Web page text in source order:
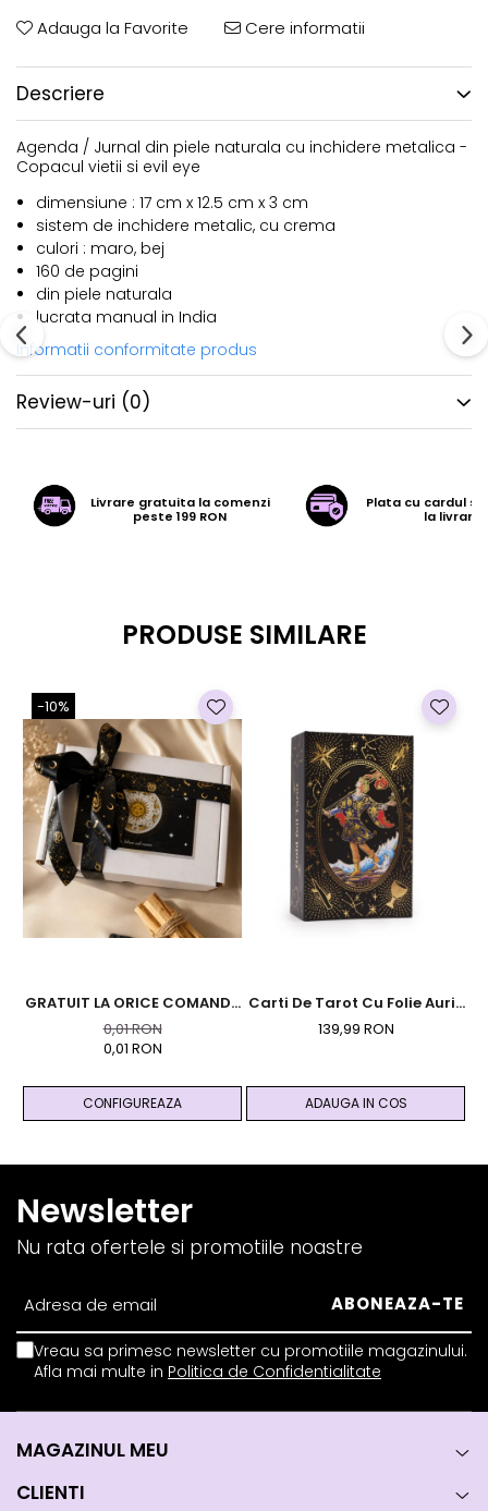
Adauga la Favorite Cere informatii
Descriere
Agenda / Jurnal din piele naturala cu inchidere metalica -
Copacul vietii si evil eye
dimensiune : 17 cm x 12.5 cm x 3 cm
sistem de inchidere metalic, cu crema
culori : maro, bej
160 de pagini
din piele naturala
lucrata manual in India
Informatii conformitate produs
Review-uri (0)
Livrare gratuita la comenzi
peste 199 RON
Plata cu cardul
la livrare
PRODUSE SIMILARE
-10%
GRATUIT LA ORICE COMANDA
PESTE 99 RON - Cutie
Personalizata Cadou Black
0,01 RON
0,01 RON
CONFIGUREAZA
Carti De Tarot Cu Folie Aurie
Si Ghid - Magic
139,99 RON
ADAUGA IN COS
Newsletter
Nu rata ofertele si promotiile noastre
Vreau sa primesc newsletter cu promotiile magazinului.
Afla mai multe in Politica de Confidentialitate
MAGAZINUL MEU
CLIENTI